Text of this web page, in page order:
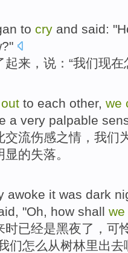
to cry and said: "
?"
起来 ， 说 ：“我们现在
out to each other, we
a very palpable
交流伤感之情，我们
显的失落。
awoke it was dark
, "Oh how shall we
时已经是黑夜了， 可
们怎么 从树林里出去